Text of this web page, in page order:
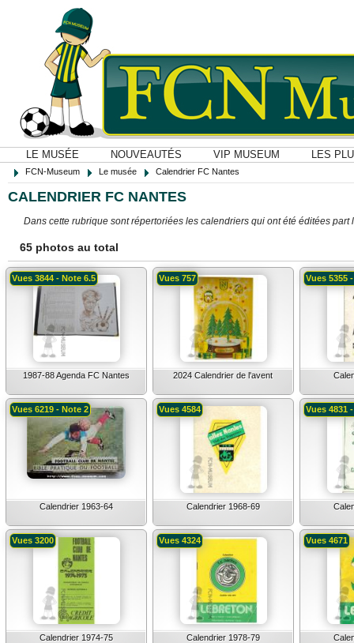
LE MUSÉE NOUVEAUTÉS VIP MUSEUM LES
FCN-Museum Le musée Calendrier FC Nantes
CALENDRIER FC NANTES
Dans cette rubrique sont répertoriées les calendriers qui ont été éditées part
65 photos au total
1987-88 Agenda FC Nantes
Vues 3844 - Note 6.5
2024 Calendrier de l'avent
Vues 757 Vues 5355
Calendrier 1963-64
Vues 6219 - Note 2
Calendrier 1968-69
Vues 4584 Vues 4831
Calendrier 1974-75
Vues 3200
Calendrier 1978-79
Vues 4324 Vues 4671